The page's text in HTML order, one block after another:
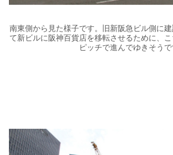
南東側から見た様子です。旧新阪急ビル側に
て新ビルに阪神百貨店を移転させるために、
ピッチで進んでゆきそうで